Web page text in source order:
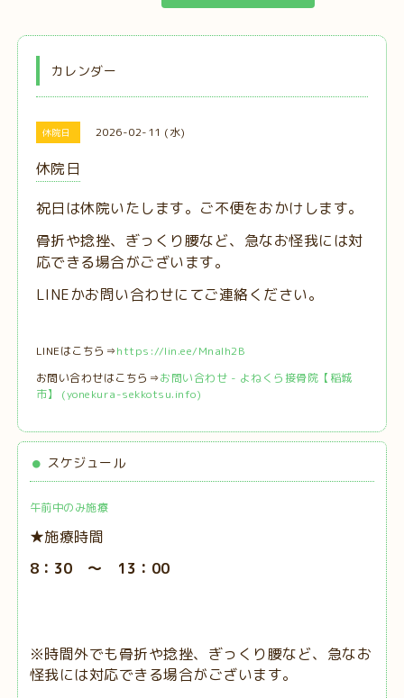
カレンダー
休院日 2026-02-11 (水)
休院日
祝日は休院いたします。ご不便をおかけします。
骨折や捻挫、ぎっくり腰など、急なお怪我には対
応できる場合がございます。
LINEかお問い合わせにてご連絡ください。
LINEはこちら⇒https://lin.ee/MnaIh2B
お問い合わせはこちら⇒お問い合わせ - よねくら接骨院【稲城
市】 (yonekura-sekkotsu.info)
スケジュール
午前中のみ施療
★施療時間
8：30 ～ 13：00
※時間外でも骨折や捻挫、ぎっくり腰など、急なお
怪我には対応できる場合がございます。